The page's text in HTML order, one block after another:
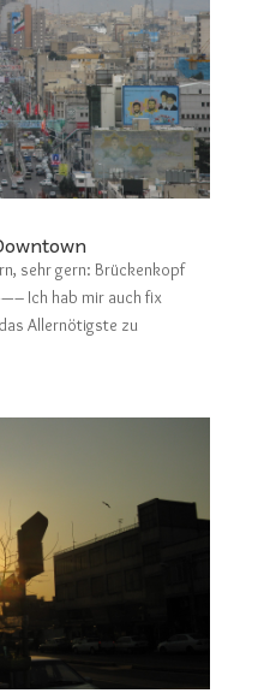
sehr gern: Brückenkopf
hab mir auch fix
Allernötigste zu